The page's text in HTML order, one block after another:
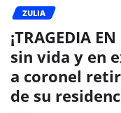
ZULIA
¡TRAGEDIA
sin vida y en
a coronel
de su